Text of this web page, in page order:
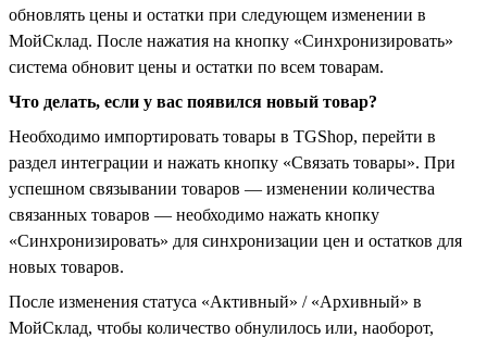
обновлять цены и остатки при следующем изменении в
МойСклад. После нажатия на кнопку «Синхронизировать»
система обновит цены и остатки по всем товарам.
Что делать, если у вас появился новый товар?
Необходимо импортировать товары в TGShop, перейти в
раздел интеграции и нажать кнопку «Связать товары». При
успешном связывании товаров — изменении количества
связанных товаров — необходимо нажать кнопку
«Синхронизировать» для синхронизации цен и остатков для
новых товаров.
После изменения статуса «Активный» / «Архивный» в
МойСклад, чтобы количество обнулилось или, наоборот,